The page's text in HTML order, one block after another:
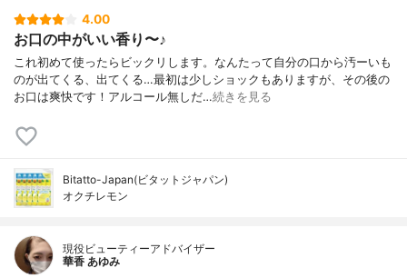
4.00
お口の中がいい香り〜♪
これ初めて使ったらビックリします。なんたって自分の口から汚ーいも
のが出てくる、出てくる…最初は少しショックもありますが、その後の
お口は爽快です！アルコール無しだ…続きを見る
Bitatto-Japan(ビタットジャパン)
オクチレモン
現役ビューティーアドバイザー
華香 あゆみ